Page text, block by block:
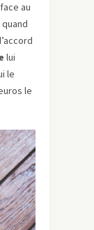
au
lui
le
le